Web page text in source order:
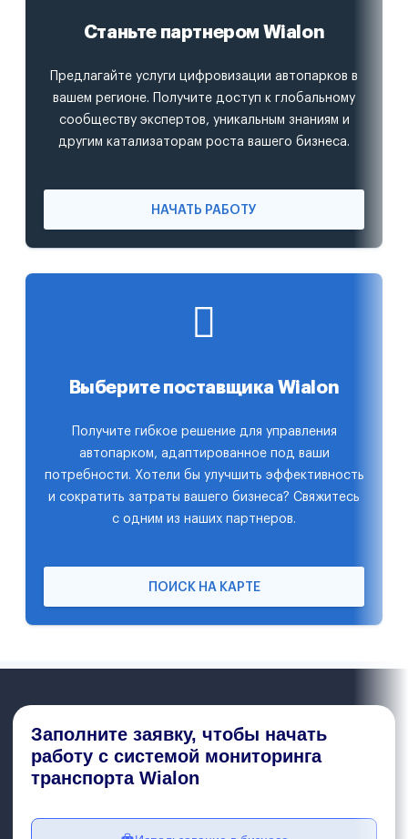
Станьте партнером Wialon
Предлагайте услуги цифровизации автопарков в
вашем регионе. Получите доступ к глобальному
сообществу экспертов, уникальным знаниям и
другим катализаторам роста вашего бизнеса.
НАЧАТЬ РАБОТУ
Выберите поставщика Wialon
Получите гибкое решение для управления
автопарком, адаптированное под ваши
потребности. Хотели бы улучшить эффективность
и сократить затраты вашего бизнеса? Свяжитесь
с одним из наших партнеров.
ПОИСК НА КАРТЕ